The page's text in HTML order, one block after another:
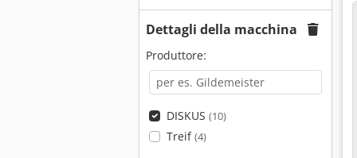
Dettagli della macchina
Produttore:
DISKUS (10)
Treif(4)